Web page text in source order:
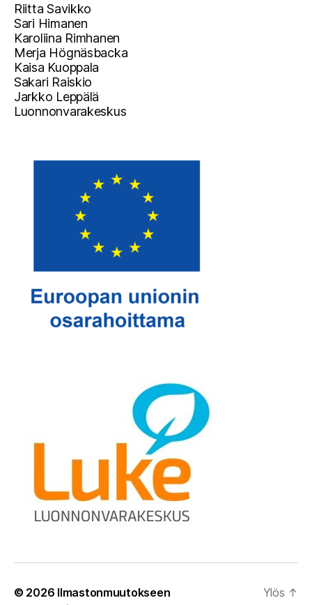
Riitta Savikko
Sari Himanen
Karoliina Rimhanen
Merja Högnäsbacka
Kaisa Kuoppala
Sakari Raiskio
Jarkko Leppälä
Luonnonvarakeskus
© 2026 Ilmastonmuutokseen
Ylös ↑